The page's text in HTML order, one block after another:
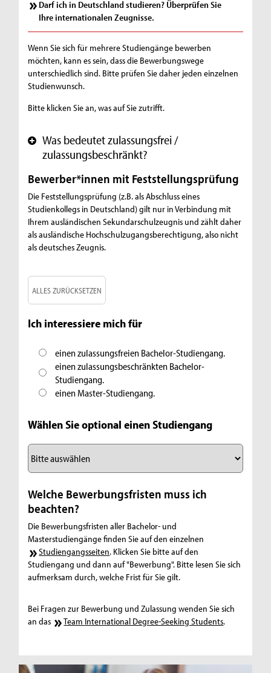
Darf ich in Deutschland studieren? Überprüfen Sie
Ihre internationalen Zeugnisse.
Wenn Sie sich für mehrere Studiengänge bewerben
möchten, kann es sein, dass die Bewerbungswege
unterschiedlich sind. Bitte prüfen Sie daher jeden einzelnen
Studienwunsch.
Bitte klicken Sie an, was auf Sie zutrifft.
+ Was bedeutet zulassungsfrei /
zulassungsbeschränkt?
Bewerber*innen mit Feststellungsprüfung
Die Feststellungsprüfung (z.B. als Abschluss eines
Studienkollegs in Deutschland) gilt nur in Verbindung mit
Ihrem ausländischen Sekundarschulzeugnis und zählt daher
als ausländische Hochschulzugangsberechtigung, also nicht
als deutsches Zeugnis.
Welche Bewerbungsfristen muss ich
beachten?
Die Bewerbungsfristen aller Bachelor- und
Masterstudiengänge finden Sie auf den einzelnen
Studiengangsseiten. Klicken Sie bitte auf den
Studiengang und dann auf "Bewerbung". Bitte lesen Sie sich
aufmerksam durch, welche Frist für Sie gilt.
Bei Fragen zur Bewerbung und Zulassung wenden Sie sich
an das
Team International Degree-Seeking Students.